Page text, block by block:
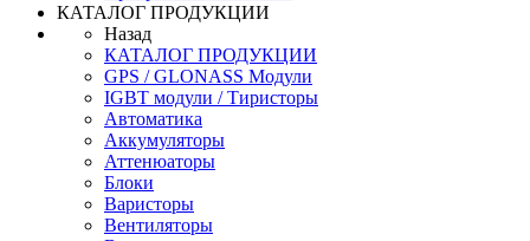
КАТАЛОГ ПРОДУКЦИИ
Назад
КАТАЛОГ ПРОДУКЦИИ
GPS / GLONASS Модули
IGBT модули / Тиристоры
Автоматика
Аккумуляторы
Аттенюаторы
Блоки
Варисторы
Вентиляторы